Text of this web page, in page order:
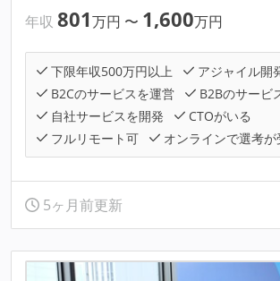
年収 801万円 〜 1,600万円
下限年収500万円以上
アジャイル開
B2Cのサービスを運営
B2Bのサービ
自社サービスを開発
CTOがいる
フルリモート可
オンラインで選考が
5ヶ月前更新